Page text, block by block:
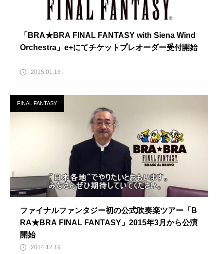
「BRA★BRA FINAL FANTASY with Siena Wind
Orchestra」e+にてチケットプレオーダー受付開始
2015.01.16
FINAL FANTASY
ファイナルファンタジー初の公式吹奏楽ツアー「B
RA★BRA FINAL FANTASY」2015年3月から公演
開始
2014.12.19